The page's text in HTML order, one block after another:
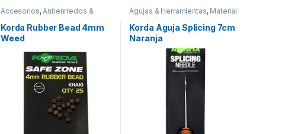
Accesorios,Antienrredos &
Korda Rubber Bead 4mm
Weed
Agujas & Herramientas, Material
Montajes
Korda Aguja Splicing 7cm
Naranja